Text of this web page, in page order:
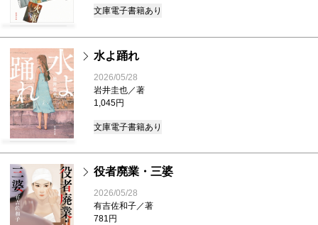
文庫電子書籍あり
水よ踊れ
2026/05/28
岩井圭也／著
1,045円
文庫電子書籍あり
役者廃業・三婆
2026/05/28
有吉佐和子／著
781円